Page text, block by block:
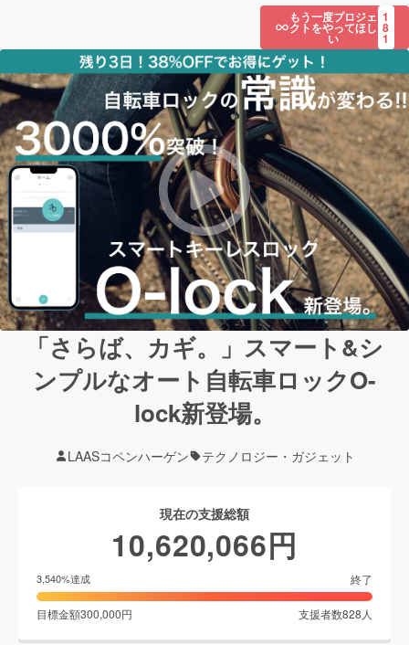
もう一度プロジェ
クトをやってほし
い
1
8
1
「さらば、カギ。」スマート&シ
ンプルなオート自転車ロックO-
lock新登場。
LAASコペンハーゲン テクノロジー・ガジェット
現在の支援総額
10,620,066円
3,540%達成 終了
目標金額300,000円 支援者数828 人